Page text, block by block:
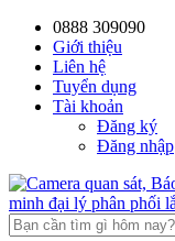
0888 309090
Giới thiệu
Liên hệ
Tuyển dụng
Tài khoản
Đăng ký
Đăng nhập